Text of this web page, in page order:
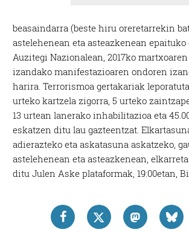
beasaindarra (beste hiru oreretarrekin
astelehenean eta asteazkenean
Auzitegi Nazionalean, 2017ko
izandako manifestazioaren ondoren
harira. Terrorismoa gertakariak
urteko kartzela zigorra, 5 urteko
13 urtean lanerako inhabilitazioa eta
eskatzen ditu lau gazteentzat.
adierazteko eta askatasuna askatzeko,
astelehenean eta asteazkenean,
ditu Julen Aske plataformak, 19:00etan,